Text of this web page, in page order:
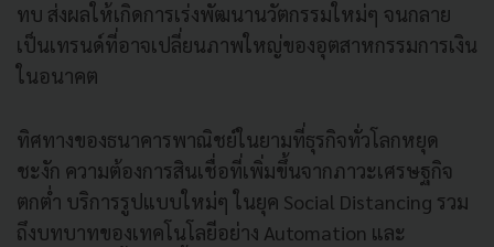
ทบ ส่งผลให้เกิดการเร่งพัฒนานวัตกรรมใหม่ๆ จนกลาย
เป็นเทรนด์ที่อาจเปลี่ยนภาพใหญ่ของอุตสาหกรรมการเงิน
ในอนาคต
ทิศทางของธนาคารพาณิชย์ในยามที่ธุรกิจทั่วโลกหยุด
ชะงัก ความต้องการสินเชื่อที่เพิ่มขึ้นจากภาวะเศรษฐกิจ
ตกต่ำ บริการรูปแบบใหม่ๆ ในยุค Social Distancing รวม
ถึงบทบาทของเทคโนโลยีอย่าง Automation และ